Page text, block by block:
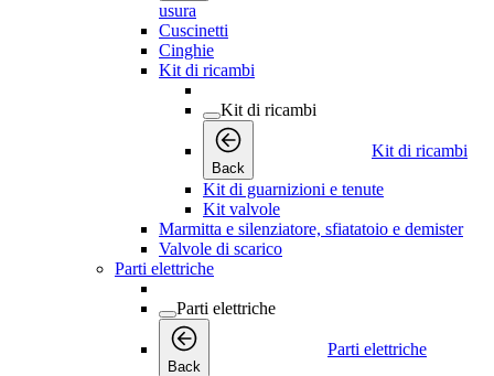
usura
Cuscinetti
Cinghie
Kit di ricambi
Kit di ricambi
Back
Kit di ricambi
Kit di guarnizioni e tenute
Kit valvole
Marmitta e silenziatore, sfiatatoio e demister
Valvole di scarico
Parti elettriche
Parti elettriche
Back
Parti elettriche